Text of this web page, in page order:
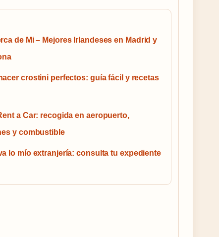
de Mi – Mejores Irlandeses en Madrid y
crostini perfectos: guía fácil y recetas
a Car: recogida en aeropuerto,
y combustible
lo mío extranjería: consulta tu expediente